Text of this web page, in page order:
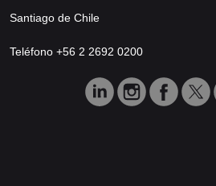
Santiago de Chile
Teléfono +56 2 2692 0200